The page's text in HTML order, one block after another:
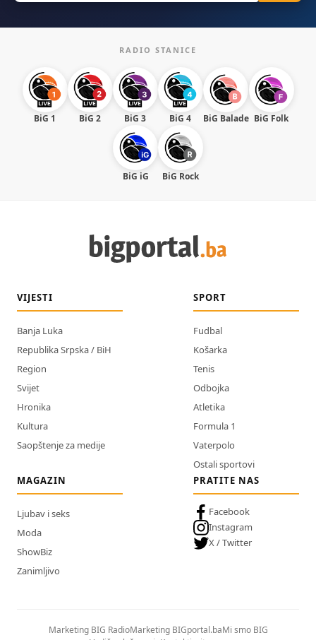
RADIO STANICE
BiG 1 BiG 2 BiG 3 BiG 4 BiG Balade BiG Folk
BiG iG BiG Rock
VIJESTI
Banja Luka
Republika Srpska / BiH
Region
Svijet
Hronika
Kultura
Saopštenje za medije
SPORT
Fudbal
Košarka
Tenis
Odbojka
Atletika
Formula 1
Vaterpolo
Ostali sportovi
MAGAZIN
Ljubav i seks
Moda
ShowBiz
Zanimljivo
PRATITE NAS
Facebook
Instagram
X / Twitter
Marketing BIG RadioMarketing BIGportal.baMi smo BIG